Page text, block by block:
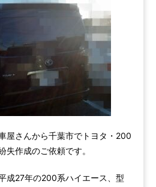
屋さんから千葉市でトヨタ・200
失作成のご依頼です。
成27年の200系ハイエース、型